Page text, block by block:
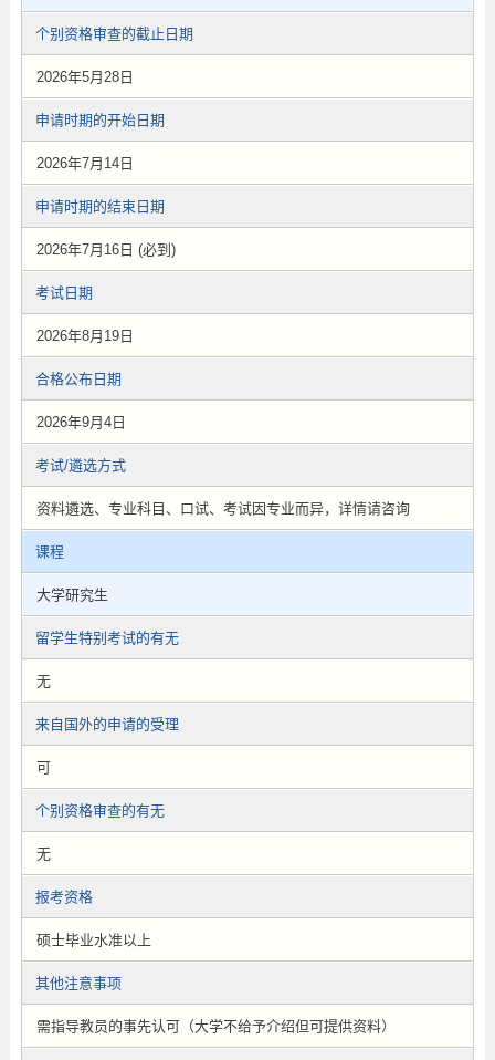
个别资格审查的截止日期
2026年5月28日
申请时期的开始日期
2026年7月14日
申请时期的结束日期
2026年7月16日 (必到)
考试日期
2026年8月19日
合格公布日期
2026年9月4日
考试/遴选方式
资料遴选、专业科目、口试、考试因专业而异，详情请咨询
课程
大学研究生
留学生特别考试的有无
无
来自国外的申请的受理
可
个别资格审查的有无
无
报考资格
硕士毕业水准以上
其他注意事项
需指导教员的事先认可（大学不给予介绍但可提供资料）